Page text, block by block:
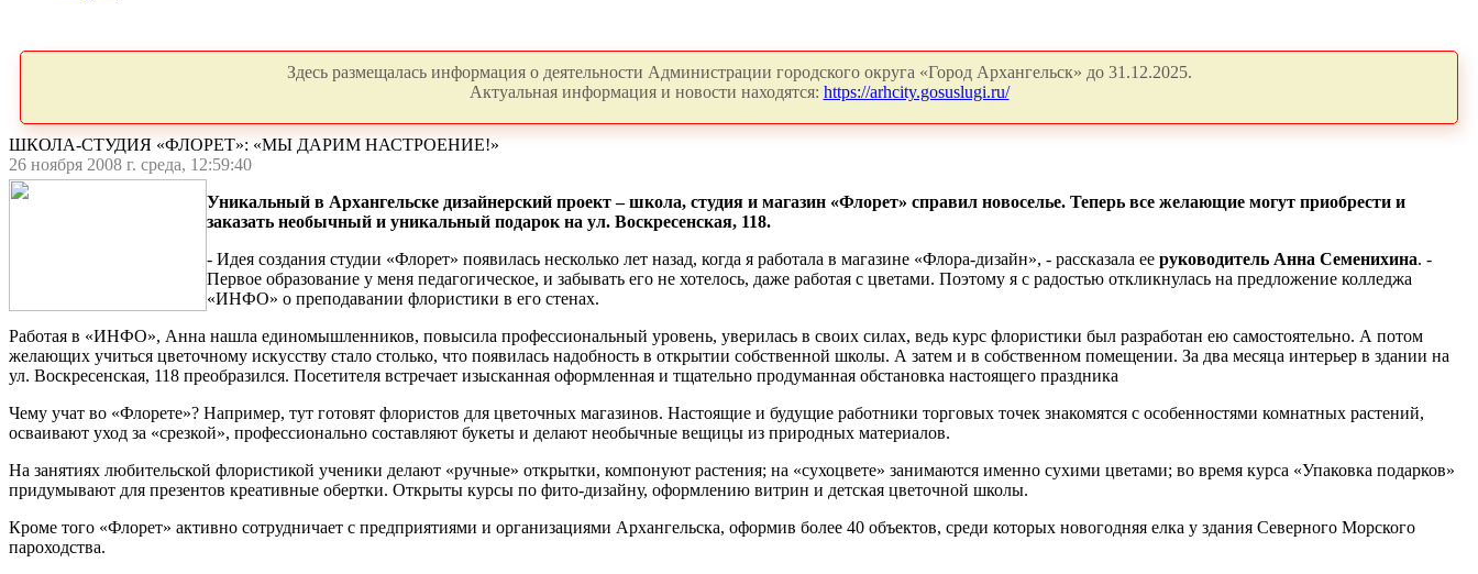
Здесь размещалась информация о деятельности Администрации городского округа «Город Архангельск» до 31.12.2025.
Актуальная информация и новости находятся: https://arhcity.gosuslugi.ru/
ШКОЛА-СТУДИЯ «ФЛОРЕТ»: «МЫ ДАРИМ НАСТРОЕНИЕ!»
26 ноября 2008 г. среда, 12:59:40
Уникальный в Архангельске дизайнерский проект – школа, студия и магазин «Флорет» справил новоселье. Теперь все желающие могут приобрести и
заказать необычный и уникальный подарок на ул. Воскресенская, 118.
- Идея создания студии «Флорет» появилась несколько лет назад, когда я работала в магазине «Флора-дизайн», - рассказала ее руководитель Анна Семенихина. -
Первое образование у меня педагогическое, и забывать его не хотелось, даже работая с цветами. Поэтому я с радостью откликнулась на предложение колледжа
«ИНФО» о преподавании флористики в его стенах.
Работая в «ИНФО», Анна нашла единомышленников, повысила профессиональный уровень, уверилась в своих силах, ведь курс флористики был разработан ею самостоятельно. А потом
желающих учиться цветочному искусству стало столько, что появилась надобность в открытии собственной школы. А затем и в собственном помещении. За два месяца интерьер в здании на
ул. Воскресенская, 118 преобразился. Посетителя встречает изысканная оформленная и тщательно продуманная обстановка настоящего праздника
Чему учат во «Флорете»? Например, тут готовят флористов для цветочных магазинов. Настоящие и будущие работники торговых точек знакомятся с особенностями комнатных растений,
осваивают уход за «срезкой», профессионально составляют букеты и делают необычные вещицы из природных материалов.
На занятиях любительской флористикой ученики делают «ручные» открытки, компонуют растения; на «сухоцвете» занимаются именно сухими цветами; во время курса «Упаковка подарков»
придумывают для презентов креативные обертки. Открыты курсы по фито-дизайну, оформлению витрин и детская цветочной школы.
Кроме того «Флорет» активно сотрудничает с предприятиями и организациями Архангельска, оформив более 40 объектов, среди которых новогодняя елка у здания Северного Морского
пароходства.